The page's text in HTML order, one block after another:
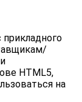
HTML5,
на